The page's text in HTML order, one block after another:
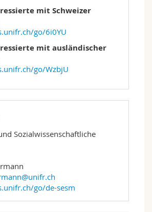
mit Schweizer
go/6i0YU
mit ausländischer
go/WzbjU
Sozialwissenschaftliche
go/de-sesm